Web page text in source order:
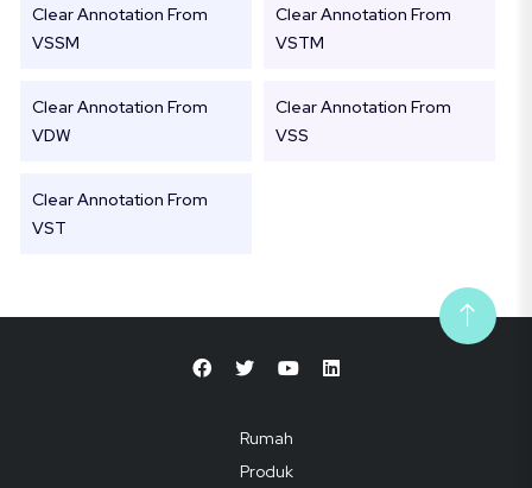
Clear Annotation From
VSSM
Clear Annotation From
VSTM
Clear Annotation From
VDW
Clear Annotation From
VSS
Clear Annotation From
VST
Rumah
Produk